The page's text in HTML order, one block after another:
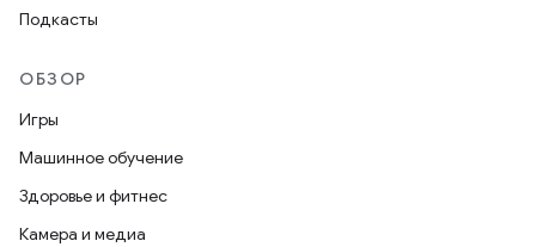
Подкасты
ОБЗОР
Игры
Машинное обучение
Здоровье и фитнес
Камера и медиа